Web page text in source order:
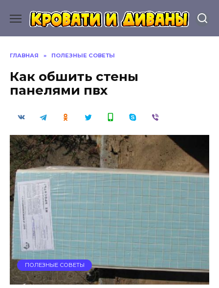
содержанию
ГЛАВНАЯ » ПОЛЕЗНЫЕ СОВЕТЫ
Как обшить стены
панелями пвх
ПОЛЕЗНЫЕ СОВЕТЫ